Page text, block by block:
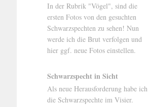
In der Rubrik "Vögel", sind die
ersten Fotos von den gesuchten
Schwarzspechten zu sehen! Nun
werde ich die Brut verfolgen und
hier ggf. neue Fotos einstellen.
Schwarzspecht in Sicht
Als neue Herausforderung habe ich
die Schwarzspechte im Visier.